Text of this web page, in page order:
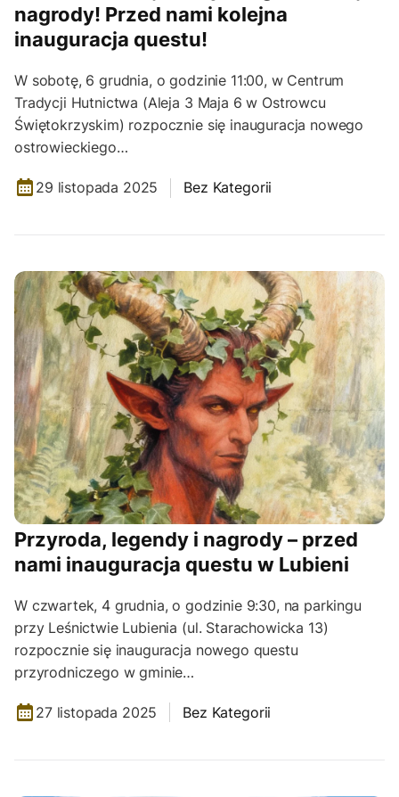
nagrody! Przed nami kolejna
inauguracja questu!
W sobotę, 6 grudnia, o godzinie 11:00, w Centrum
Tradycji Hutnictwa (Aleja 3 Maja 6 w Ostrowcu
Świętokrzyskim) rozpocznie się inauguracja nowego
ostrowieckiego…
29 listopada 2025 Bez Kategorii
Przyroda, legendy i nagrody – przed
nami inauguracja questu w Lubieni
W czwartek, 4 grudnia, o godzinie 9:30, na parkingu
przy Leśnictwie Lubienia (ul. Starachowicka 13)
rozpocznie się inauguracja nowego questu
przyrodniczego w gminie…
27 listopada 2025 Bez Kategorii